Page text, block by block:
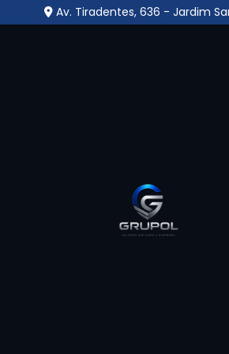
Av. Tiradentes, 636 - Jardim
Informações
Se você procura pelo
para te atender com
também oferecendo
saber mais sobre